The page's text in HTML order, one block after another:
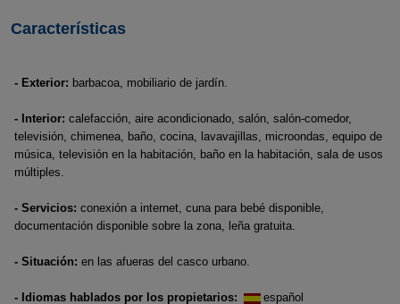
Características
- Exterior: barbacoa, mobiliario de jardín.
- Interior: calefacción, aire acondicionado, salón, salón-comedor,
televisión, chimenea, baño, cocina, lavavajillas, microondas, equipo de
música, televisión en la habitación, baño en la habitación, sala de usos
múltiples.
- Servicios: conexión a internet, cuna para bebé disponible,
documentación disponible sobre la zona, leña gratuita.
- Situación: en las afueras del casco urbano.
- Idiomas hablados por los propietarios: español